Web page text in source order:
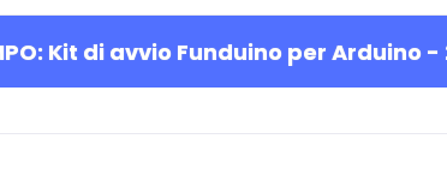
Kit di avvio Funduino per Arduino